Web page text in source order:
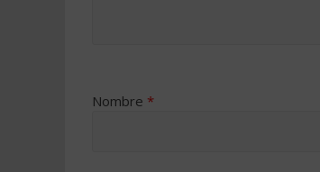
Nombre *